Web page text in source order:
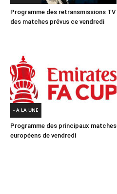
Programme des retransmissions TV
des matches prévus ce vendredi
- A LA UNE
Programme des principaux matches
européens de vendredi